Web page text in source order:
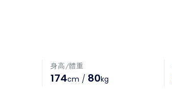
身高/體重
174cm / 80kg